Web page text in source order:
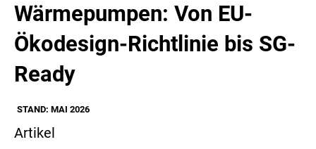
Wärmepumpen: Von EU-
Ökodesign-Richtlinie bis SG-
Ready
STAND: MAI 2026
Artikel